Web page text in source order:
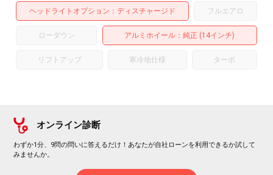
ヘッドライトオプション ディスチャージド フルエアロ
ローダウン アルミホイール ：純正 (14インチ)
リフトアップ 寒冷地仕様 ターボ
オンライン診断
わずか1分、9問の問いに答えるだけ！あなたが自社ローンを利用できるか試して
みませんか。